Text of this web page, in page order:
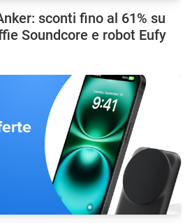
sconti fino al 61% su
Soundcore e robot Eufy